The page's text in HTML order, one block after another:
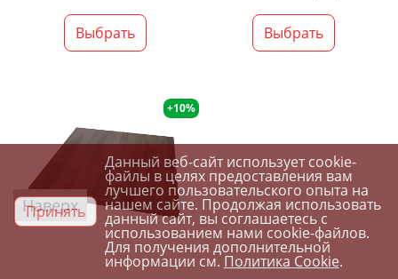
Выбрать Выбрать
+10%
Наверх
Принять
Данный веб-сайт использует cookie-
файлы в целях предоставления вам
лучшего пользовательского опыта на
нашем сайте. Продолжая использовать
данный сайт, вы соглашаетесь с
использованием нами cookie-файлов.
Для получения дополнительной
информации см.Политика Cookie.